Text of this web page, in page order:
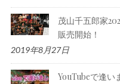
茂山千五郎家
販売開始！
2019年8月27日
YouTubeで逢い